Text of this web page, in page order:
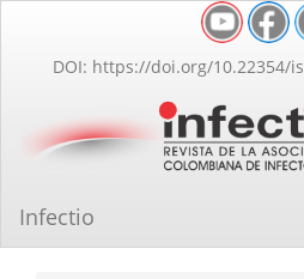
Contenido
principal
lateral
DOI: https://doi.org/10.22354/
Infectio